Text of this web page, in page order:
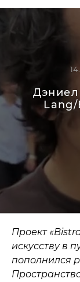
Проект
искусству в
пополнился